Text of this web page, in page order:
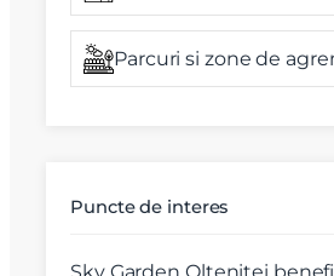
Parcuri si zone de
Puncte de interes